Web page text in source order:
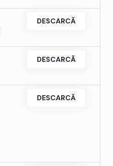
DESCARCĂ
DESCARCĂ
DESCARCĂ